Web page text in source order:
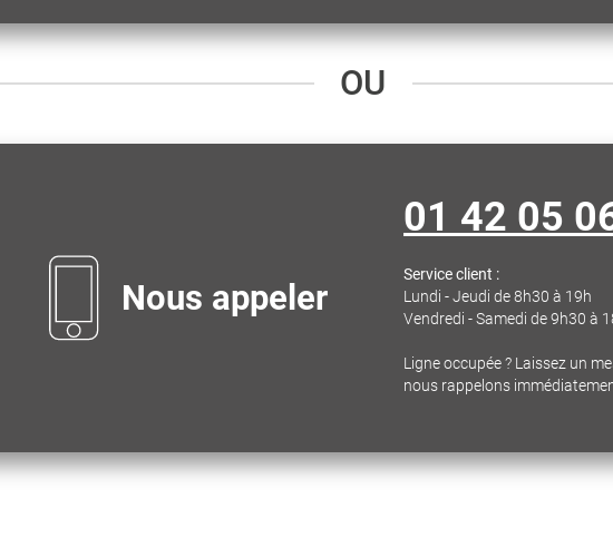
OU
Nous appeler
01 42 05
Service client :
Lundi - Jeudi de 8h30 à 19h
Vendredi - Samedi de 9h30 à
Ligne occupée ? Laissez un
nous rappelons